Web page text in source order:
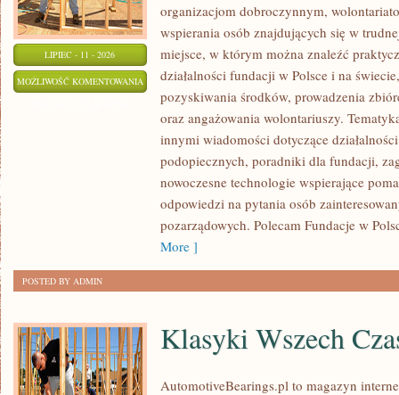
LIPIEC - 11 - 2026
MOŻLIWOŚĆ KOMENTOWANIA ZARZĄD
GOVERNANCE
organizacjom dobroczynnym,
wspierania osób znajdujących się w
miejsce, w którym można znaleźć
działalności fundacji w Polsce i na
pozyskiwania środków, prowadzenia
oraz angażowania wolontariuszy.
innymi wiadomości dotyczące
podopiecznych, poradniki dla fundacji,
nowoczesne technologie wspierające
odpowiedzi na pytania osób
pozarządowych. Polecam Fundacje w
More ]
POSTED BY ADMIN
Klasyki Wszech
AutomotiveBearings.pl to magazyn